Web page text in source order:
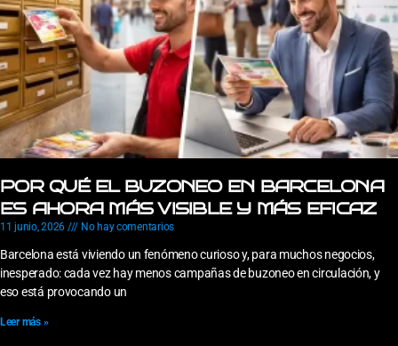
POR QUÉ EL BUZONEO EN BARCELONA
ES AHORA MÁS VISIBLE Y MÁS EFICAZ
11 junio, 2026 No hay comentarios
Barcelona está viviendo un fenómeno curioso y, para muchos negocios,
inesperado: cada vez hay menos campañas de buzoneo en circulación, y
eso está provocando un
Leer más »